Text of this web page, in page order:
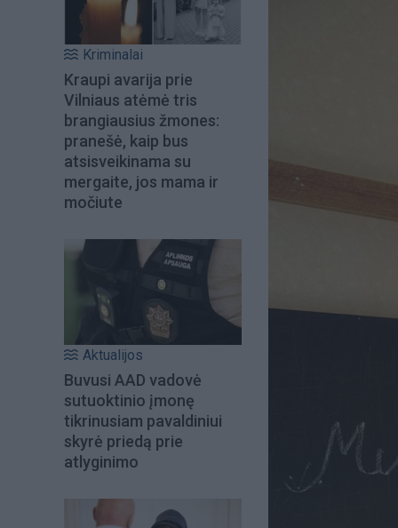
Kriminalai
Kraupi avarija prie
Vilniaus atėmė tris
brangiausius žmones:
pranešė, kaip bus
atsisveikinama su
mergaite, jos mama ir
močiute
Aktualijos
Buvusi AAD vadovė
sutuoktinio įmonę
tikrinusiam pavaldiniui
skyrė priedą prie
atlyginimo